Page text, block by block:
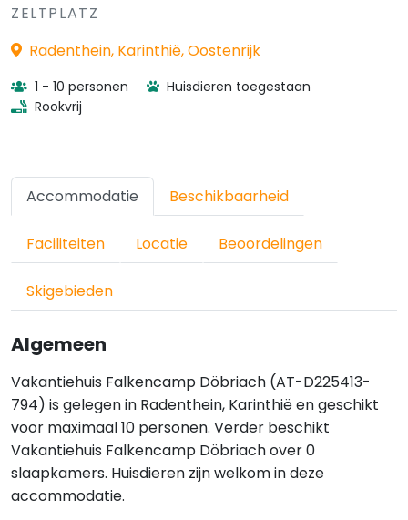
ZELTPLATZ
Radenthein, Karinthië, Oostenrijk
1 - 10 personen
Huisdieren toegestaan
Rookvrij
Accommodatie Beschikbaarheid
Faciliteiten Locatie Beoordelingen
Skigebieden
Algemeen
Vakantiehuis Falkencamp Döbriach (AT-D225413-
794) is gelegen in Radenthein, Karinthië en geschikt
voor maximaal 10 personen. Verder beschikt
Vakantiehuis Falkencamp Döbriach over 0
slaapkamers. Huisdieren zijn welkom in deze
accommodatie.